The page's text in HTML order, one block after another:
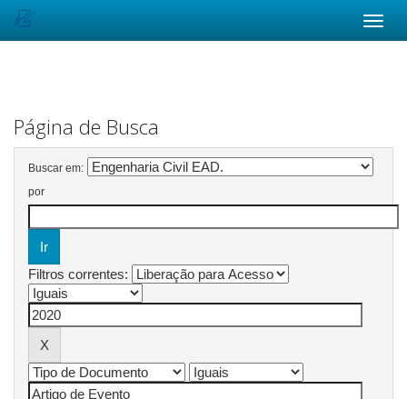
Página de Busca
Buscar em:
por
Filtros correntes: